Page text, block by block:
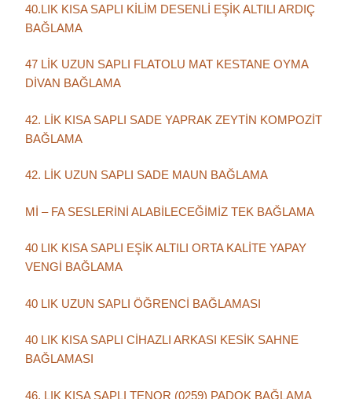
40.LIK KISA SAPLI KİLİM DESENLİ EŞİK ALTILI ARDIÇ
BAĞLAMA
47 LİK UZUN SAPLI FLATOLU MAT KESTANE OYMA
DİVAN BAĞLAMA
42. LİK KISA SAPLI SADE YAPRAK ZEYTİN KOMPOZİT
BAĞLAMA
42. LİK UZUN SAPLI SADE MAUN BAĞLAMA
Mİ – FA SESLERİNİ ALABİLECEĞİMİZ TEK BAĞLAMA
40 LIK KISA SAPLI EŞİK ALTILI ORTA KALİTE YAPAY
VENGİ BAĞLAMA
40 LIK UZUN SAPLI ÖĞRENCİ BAĞLAMASI
40 LIK KISA SAPLI CİHAZLI ARKASI KESİK SAHNE
BAĞLAMASI
46. LIK KISA SAPLI TENOR (0259) PADOK BAĞLAMA